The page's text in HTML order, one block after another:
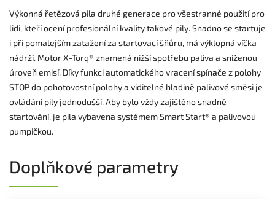
Výkonná řetězová pila druhé generace pro všestranné použití pro
lidi, kteří ocení profesionální kvality takové pily. Snadno se startuje
i při pomalejším zatažení za startovací šňůru, má výklopná víčka
nádrží. Motor X-Torq® znamená nižší spotřebu paliva a sníženou
úroveň emisí. Díky funkci automatického vracení spínače z polohy
STOP do pohotovostní polohy a viditelné hladině palivové směsi je
ovládání pily jednodušší. Aby bylo vždy zajištěno snadné
startování, je pila vybavena systémem Smart Start® a palivovou
pumpičkou.
Doplňkové parametry